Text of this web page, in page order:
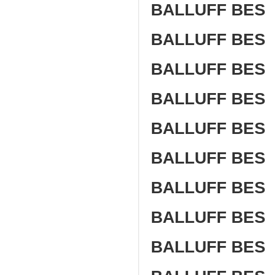
BALLUFF
BALLUFF
BALLUFF
BALLUFF
BALLUFF
BALLUFF
BALLUFF
BALLUFF
BALLUFF